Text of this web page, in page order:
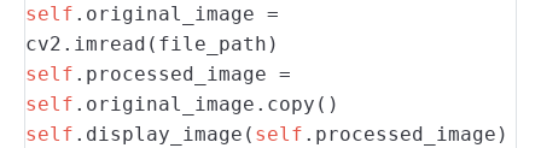
self .original_image =
cv2.imread(file_path)
self .processed_image =
self .original_image.copy()
self .display_image( self .processed_image)